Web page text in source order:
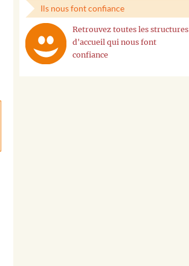
Ils nous font confiance
Retrouvez toutes les structures
d'accueil qui nous font
confiance